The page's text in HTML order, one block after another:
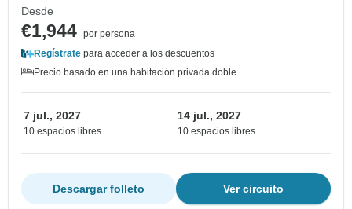
Desde
€1,944 por persona
Regístrate para acceder a los descuentos
Precio basado en una habitación privada doble
7 jul., 2027
10 espacios libres
14 jul., 2027
10 espacios libres
Ver circuito
Descargar folleto